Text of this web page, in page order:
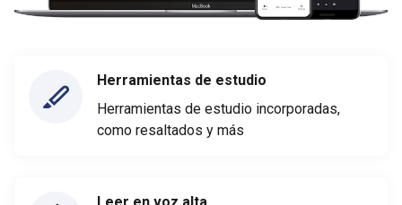
Herramientas de estudio
Herramientas de estudio incorporadas,
como resaltados y más
Leer en voz alta